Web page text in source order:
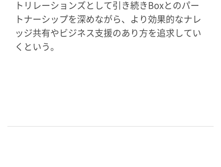
トリレーションズとして引き続きBoxとのパー
トナーシップを深めながら、より効果的なナレ
ッジ共有やビジネス支援のあり方を追求してい
くという。